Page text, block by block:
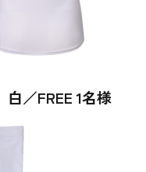
白／FREE 1名様